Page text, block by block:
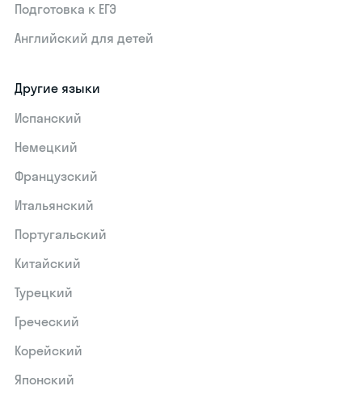
Подготовка к ЕГЭ
Английский для детей
Другие языки
Испанский
Немецкий
Французский
Итальянский
Португальский
Китайский
Турецкий
Греческий
Корейский
Японский